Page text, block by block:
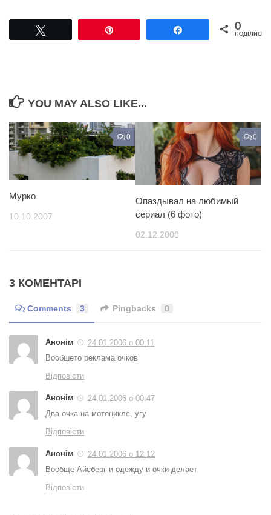
Поділитися0
ПОДІЛИСЬ
YOU MAY ALSO LIKE...
0
Мурко
10.10.2007
0
Опаздывал на любимый
сериал (6 фото)
02.12.2008
3 КОМЕНТАРІ
Comments 3 Pingbacks 0
Анонім
24.01.2006 о 00:11
Вообшето реклама очков
Відповісти
Анонім
24.01.2006 о 00:47
Два очка на мотоцикле, угу
Відповісти
Анонім
24.01.2006 о 12:12
Вообще Айсберг и одежду и очки делает
Відповісти